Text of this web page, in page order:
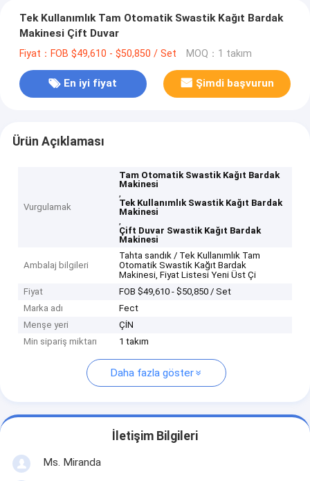
Tek Kullanımlık Tam Otomatik Swastik Kağıt Bardak
Makinesi Çift Duvar
Fiyat：FOB $49,610 - $50,850 / Set MOQ：1 takım
En iyi fiyat Şimdi başvurun
Ürün Açıklaması
Vurgulamak
Tam Otomatik Swastik Kağıt Bardak
Makinesi
,
Tek Kullanımlık Swastik Kağıt Bardak
Makinesi
,
Çift Duvar Swastik Kağıt Bardak
Makinesi
Ambalaj bilgileri
Tahta sandık / Tek Kullanımlık Tam
Otomatik Swastik Kağıt Bardak
Makinesi, Fiyat Listesi Yeni Üst Çi
Fiyat
FOB $49,610 - $50,850 / Set
Marka adı
Fect
Menşe yeri
ÇİN
Min sipariş miktarı
1 takım
Daha fazla göster
İletişim Bilgileri
Ms. Miranda